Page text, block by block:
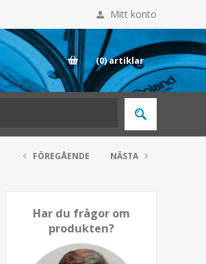
Mitt konto
(0)artiklar
FÖREGÅENDE NÄSTA
Har du frågor om
produkten?